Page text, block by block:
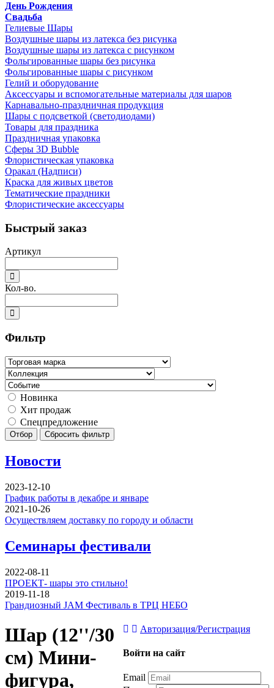
День Рождения
Свадьба
Гелиевые Шары
Воздушные шары из латекса без рисунка
Воздушные шары из латекса с рисунком
Фольгированные шары без рисунка
Фольгированные шары с рисунком
Гелий и оборудование
Аксессуары и вспомогательные материалы для шаров
Карнавально-праздничная продукция
Шары с подсветкой (светодиодами)
Товары для праздника
Праздничная упаковка
Сферы 3D Bubble
Флористическая упаковка
Оракал (Надписи)
Краска для живых цветов
Тематические праздники
Флористические аксессуары
Быстрый заказ
Артикул
Кол-во.
Фильтр
Новинка
Хит продаж
Спецпредложение
Отбор Сбросить фильтр
Новости
2023-12-10
График работы в декабре и январе
2021-10-26
Осуществляем доставку по городу и области
Семинары фестивали
2022-08-11
ПРОЕКТ- шары это стильно!
2019-11-18
Грандиозный JAM Фестиваль в ТРЦ НЕБО
Авторизация/Регистрация
Войти на сайт
Email
Шар (12''/30
см) Мини-
фигура,